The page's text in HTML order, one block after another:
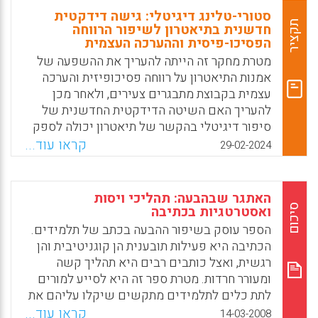
תקציר
סטורי-טלינג דיגיטלי: גישה דידקטית
חדשנית בתיאטרון לשיפור הרווחה
הפסיכו-פיסית וההערכה העצמית
מטרת מחקר זה הייתה להעריך את ההשפעה של
אמנות התיאטרון על רווחה פסיכופיזית והערכה
עצמית בקבוצת מתבגרים צעירים, ולאחר מכן
להעריך האם השיטה הדידקטית החדשנית של
סיפור דיגיטלי בהקשר של תיאטרון יכולה לספק
שיפורים נוספים ברווחה ובהערכה העצמית
בהשוואה לשיטות דידקטיות מסורתיות.
WhatsApp
Facebook
Email
X
29-02-2024 קראו עוד...
סיכום
האתגר שבהבעה: תהליכי ויסות
ואסטרטגיות בכתיבה
הספר עוסק בשיפור ההבעה בכתב של תלמידים.
הכתיבה היא פעילות תובענית הן קוגניטיבית והן
רגשית, ואצל כותבים רבים היא תהליך קשה
ומעורר חרדות. מטרת ספר זה היא לסייע למורים
לתת כלים לתלמידים מתקשים שיקלו עליהם את
תהליך הכתיבה. הספר מציע תהליך אבחוני
14-03-2008 קראו עוד...